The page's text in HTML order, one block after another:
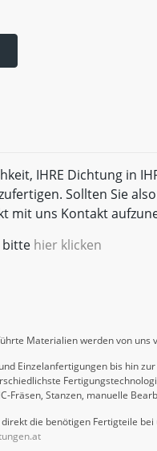
IHRE Dichtung in
Sollten Sie
mit uns Kontakt
bitte hier klicken
Materialien werden von uns
Einzelanfertigungen bis hin
Fräsen, Stanzen, manuelle
direkt die benötigen Fertigteile bei